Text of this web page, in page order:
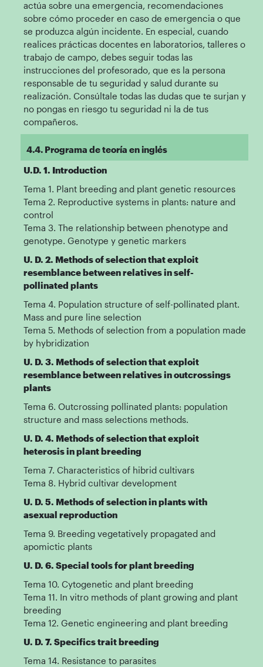
actúa sobre una emergencia, recomendaciones
sobre cómo proceder en caso de emergencia o que
se produzca algún incidente. En especial, cuando
realices prácticas docentes en laboratorios, talleres o
trabajo de campo, debes seguir todas las
instrucciones del profesorado, que es la persona
responsable de tu seguridad y salud durante su
realización. Consúltale todas las dudas que te surjan y
no pongas en riesgo tu seguridad ni la de tus
compañeros.
4.4. Programa de teoría en inglés
U.D. 1. Introduction
Tema 1. Plant breeding and plant genetic resources
Tema 2. Reproductive systems in plants: nature and
control
Tema 3. The relationship between phenotype and
genotype. Genotype y genetic markers
U. D. 2. Methods of selection that exploit
resemblance between relatives in self-
pollinated plants
Tema 4. Population structure of self-pollinated plant.
Mass and pure line selection
Tema 5. Methods of selection from a population made
by hybridization
U. D. 3. Methods of selection that exploit
resemblance between relatives in outcrossings
plants
Tema 6. Outcrossing pollinated plants: population
structure and mass selections methods.
U. D. 4. Methods of selection that exploit
heterosis in plant breeding
Tema 7. Characteristics of hibrid cultivars
Tema 8. Hybrid cultivar development
U. D. 5. Methods of selection in plants with
asexual reproduction
Tema 9. Breeding vegetatively propagated and
apomictic plants
U. D. 6. Special tools for plant breeding
Tema 10. Cytogenetic and plant breeding
Tema 11. In vitro methods of plant growing and plant
breeding
Tema 12. Genetic engineering and plant breeding
U. D. 7. Specifics trait breeding
Tema 14. Resistance to parasites